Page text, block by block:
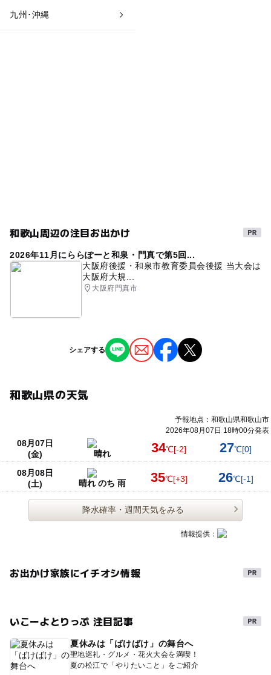
九州･沖縄
和歌山周辺の注目お出かけ
2026年11月にららぽーと和泉・門真で第5回...
大阪府後援・和泉市教育委員会後援 当大会は
大阪府大規...
大阪府門真市
シェアする
和歌山県の天気
予報地点：和歌山県和歌山市
2026年08月07日 18時00分発表
08月07日
(金)
晴れ 34℃[-2] 27℃[0]
08月08日
(土)
晴れ のち 雨 35℃[+3] 26℃[-1]
降水確率・週間天気をみる
情報提供：
お出かけ家族にイチオシ情報
いこーよとりっぷ 注目記事
夏休みは「ばけばけ」の舞台へ
聖地巡礼・グルメ・花火大会を満喫！
夏の松江で「やりたいこと」をご紹介